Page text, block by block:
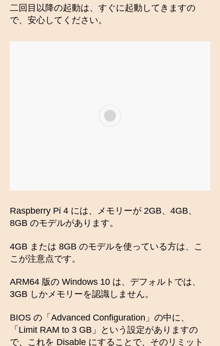
二回目以降の起動は、すぐに起動してきますの
で、安心してください。
Raspberry Pi 4 には、メモリーが 2GB、4GB、
8GB のモデルがあります。
4GB または 8GB のモデルを使っている方は、こ
こが注意点です。
ARM64 版の Windows 10 は、デフォルトでは、
3GB しかメモリーを認識しません。
BIOS の「Advanced Configuration」の中に、
「Limit RAM to 3 GB」という設定がありますの
で、これを Disable にすることで、そのリミット